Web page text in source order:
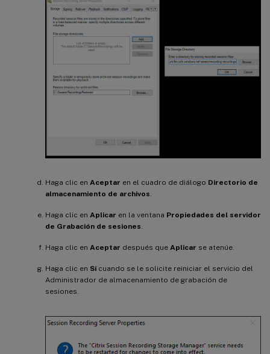
Haga clic en Aceptar en el cuadro de diálogo Directorio de
almacenamiento de archivos.
Haga clic en Aplicar en la ventana Propiedades del servidor
de Grabación de sesiones.
Haga clic en Aceptar después que Aplicar se atenúe.
Haga clic en Sícuando se le solicite reiniciar el servicio del
Administrador de almacenamiento de grabación de
sesiones.